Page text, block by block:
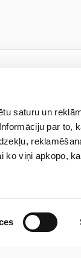
saturu un
par to,
viņi apkopo,
e-pastu.
datu apstrādi